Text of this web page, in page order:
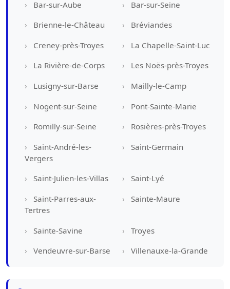
Bar-sur-Aube
Bar-sur-Seine
Brienne-le-Château
Bréviandes
Creney-près-Troyes
La Chapelle-Saint-Luc
La Rivière-de-Corps
Les Noës-près-Troyes
Lusigny-sur-Barse
Mailly-le-Camp
Nogent-sur-Seine
Pont-Sainte-Marie
Romilly-sur-Seine
Rosières-près-Troyes
Saint-André-les-
Vergers
Saint-Germain
Saint-Julien-les-Villas
Saint-Lyé
Saint-Parres-aux-
Tertres
Sainte-Maure
Sainte-Savine
Troyes
Vendeuvre-sur-Barse
Villenauxe-la-Grande